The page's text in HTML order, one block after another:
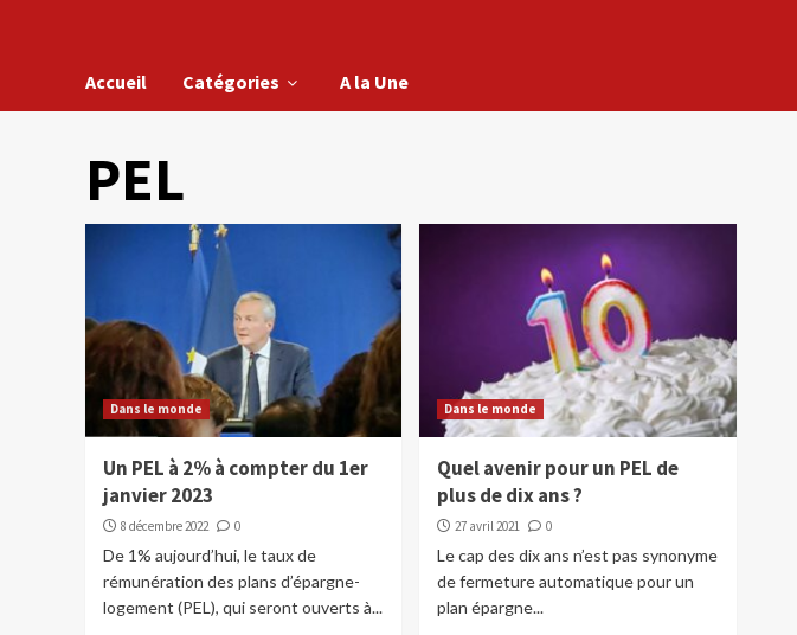
Accueil Catégories A la Une
PEL
Dans le monde
Un PEL à 2% à compter du 1er
janvier 2023
8 décembre 2022 0
De 1% aujourd’hui, le taux de
rémunération des plans d’épargne-
logement (PEL), qui seront ouverts à...
Dans le monde
Quel avenir pour un PEL de
plus de dix ans ?
27 avril 2021 0
Le cap des dix ans n’est pas synonyme
de fermeture automatique pour un
plan épargne...